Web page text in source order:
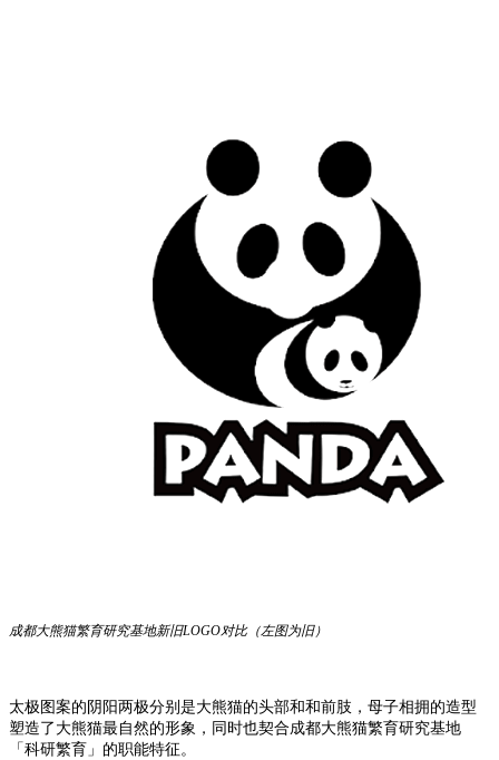
成都大熊猫繁育研究基地新旧LOGO对比（左图为旧）
太极图案的阴阳两极分别是大熊猫的头部和和前肢，母子相拥的造型
塑造了大熊猫最自然的形象，同时也契合成都大熊猫繁育研究基地
「科研繁育」的职能特征。